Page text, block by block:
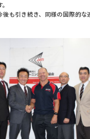
後も引き続き、同様の国際的な